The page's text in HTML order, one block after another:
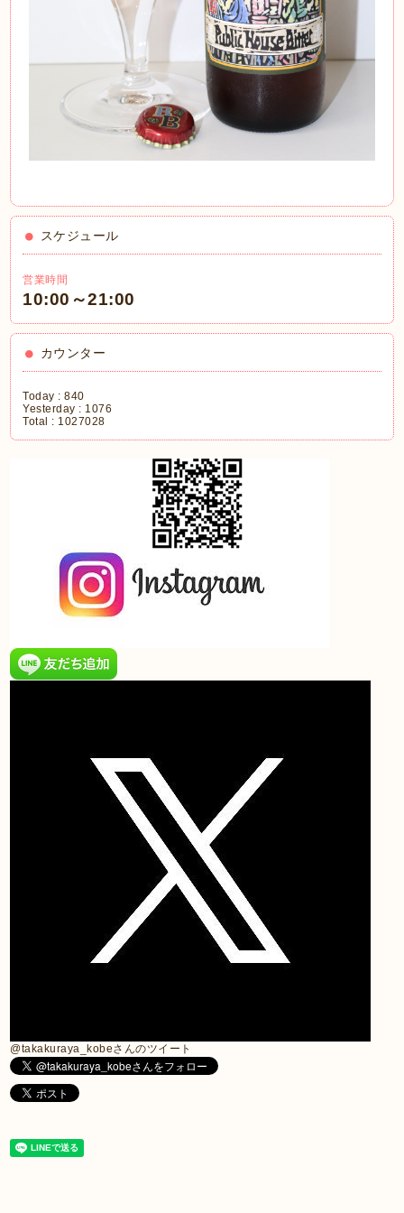
スケジュール
営業時間
10:00～21:00
カウンター
Today :840
Yesterday : 1076
Total : 1027028
@takakuraya_kobeさんのツイート